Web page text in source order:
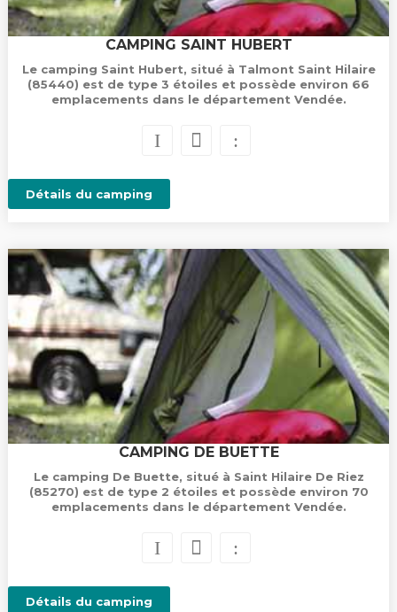
CAMPING SAINT HUBERT
Le camping Saint Hubert, situé à Talmont Saint Hilaire
(85440) est de type 3 étoiles et possède environ 66
emplacements dans le département Vendée.
Détails du camping
CAMPING DE BUETTE
Le camping De Buette, situé à Saint Hilaire De Riez
(85270) est de type 2 étoiles et possède environ 70
emplacements dans le département Vendée.
Détails du camping